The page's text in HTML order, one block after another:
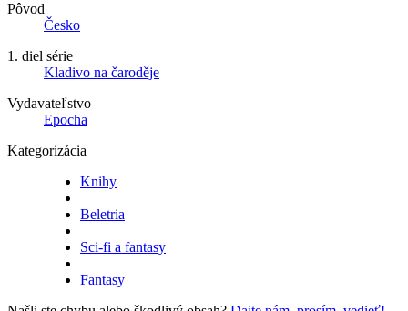
Pôvod
Česko
1. diel série
Kladivo na čaroděje
Vydavateľstvo
Epocha
Kategorizácia
Knihy
Beletria
Sci-fi a fantasy
Fantasy